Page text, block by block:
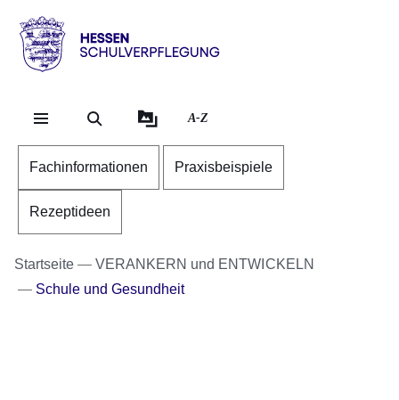
Hessen
Schulverpflegung
A-Z
Fachinformationen Praxisbeispiele
Rezeptideen
Startseite
VERANKERN und ENTWICKELN
Schule und Gesundheit